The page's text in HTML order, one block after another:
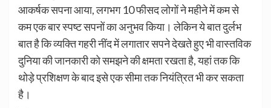
आकर्षक सपना आया, लगभग 10 फीसद लोगों ने महीने में कम से
कम एक बार स्पष्ट सपनों का अनुभव किया। लेकिन ये बात दुर्लभ
बात है कि व्यक्ति गहरी नींद में लगातार सपने देखते हुए भी वास्तविक
दुनिया की जानकारी को समझने की क्षमता रखता है, यहां तक कि
थोड़े प्रशिक्षण के बाद इसे एक सीमा तक नियंत्रित भी कर सकता
है।